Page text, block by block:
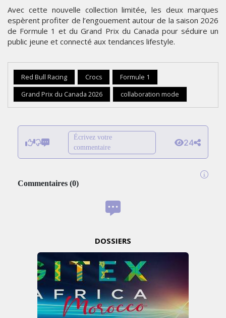
Avec cette nouvelle collection limitée, les deux marques
espèrent profiter de l’engouement autour de la saison 2026
de Formule 1 et du Grand Prix du Canada pour séduire un
public jeune et connecté aux tendances lifestyle.
Red Bull Racing Crocs
Formule 1
Grand Prix du Canada 2026
collaboration mode
Écrivez votre
commentaire
24
Commentaires (0)
DOSSIERS